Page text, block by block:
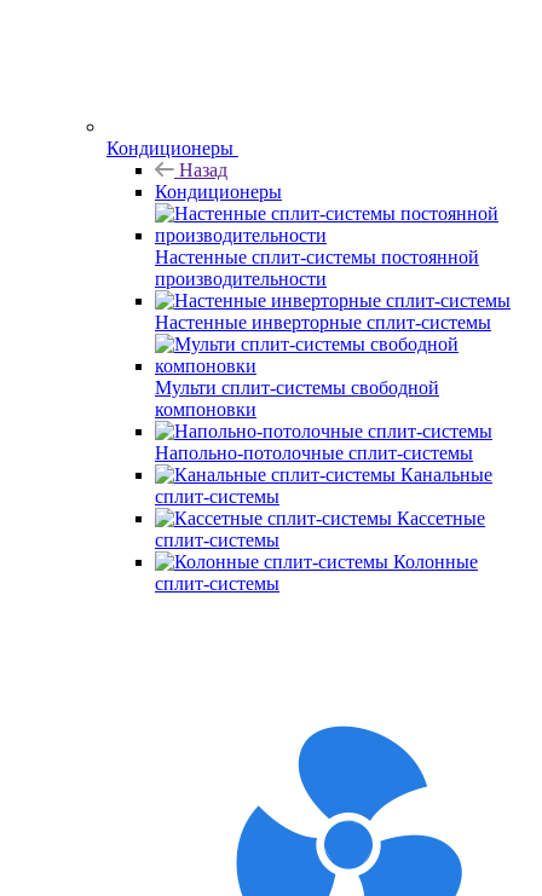
Кондиционеры
Назад
Кондиционеры
Настенные сплит-системы постоянной
производительности
Настенные инверторные сплит-системы
Мульти сплит-системы свободной
компоновки
Напольно-потолочные сплит-системы
Канальные
сплит-системы
Кассетные
сплит-системы
Колонные
сплит-системы